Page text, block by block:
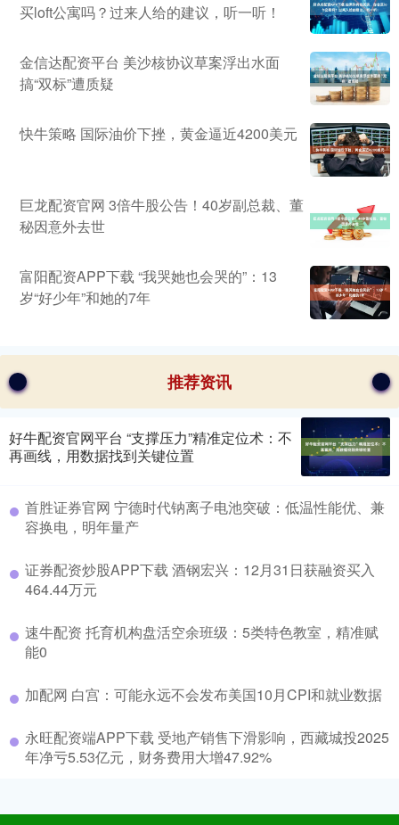
买loft公寓吗？过来人给的建议，听一听！
金信达配资平台 美沙核协议草案浮出水面
搞“双标”遭质疑
快牛策略 国际油价下挫，黄金逼近4200美元
巨龙配资官网 3倍牛股公告！40岁副总裁、董
秘因意外去世
富阳配资APP下载 “我哭她也会哭的”：13
岁“好少年”和她的7年
推荐资讯
好牛配资官网平台 “支撑压力”精准定位术：不
再画线，用数据找到关键位置
首胜证券官网 宁德时代钠离子电池突破：低温性能优、兼
容换电，明年量产
证券配资炒股APP下载 酒钢宏兴：12月31日获融资买入
464.44万元
速牛配资 托育机构盘活空余班级：5类特色教室，精准赋
能0
加配网 白宫：可能永远不会发布美国10月CPI和就业数据
永旺配资端APP下载 受地产销售下滑影响，西藏城投2025
年净亏5.53亿元，财务费用大增47.92%